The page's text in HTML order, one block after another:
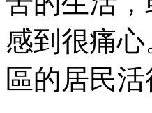
感到很痛心
區的居民活